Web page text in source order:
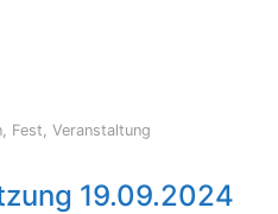
, Fest,Veranstaltung
19.09.2024